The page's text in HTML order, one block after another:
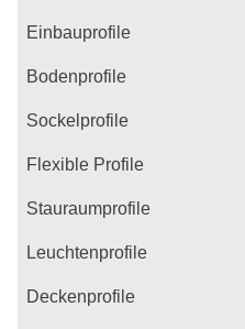
Einbauprofile
Bodenprofile
Sockelprofile
Flexible Profile
Stauraumprofile
Leuchtenprofile
Deckenprofile